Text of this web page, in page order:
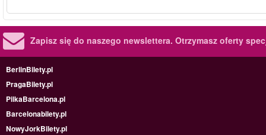
Zapisz się do naszego newslettera. Otrzymasz oferty
BerlinBilety.pl
PragaBilety.pl
PilkaBarcelona.pl
Barcelonabilety.pl
NowyJorkBilety.pl